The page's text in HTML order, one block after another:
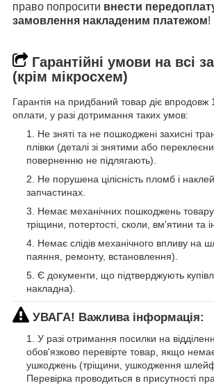
право попросити внести
замовлення накладеним платежом!
Гарантійні умови на всі
(крім мікросхем)
Гарантія на придбаний товар діє впродовж
оплати, у разі дотримання таких умов:
Не зняті та не пошкоджені захисні
плівки (деталі зі знятими або
поверненню не підлягають).
Не порушена цілісність пломб і
запчастинах.
Немає механічних пошкоджень
тріщини, потертості, сколи, вм'ятини та
Немає слідів механічного впливу на
паяння, ремонту, встановлення).
Є документи, що підтверджують
накладна).
УВАГА! Важлива інформація:
У разі отримання посилки на
обов'язково перевірте товар, якщо
ушкоджень (тріщини, ушкодження
Перевірка проводиться в присутності